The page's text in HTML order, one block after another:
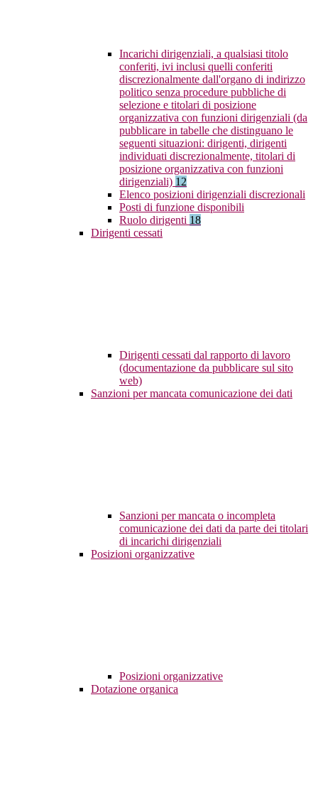
Incarichi dirigenziali, a qualsiasi titolo
conferiti, ivi inclusi quelli conferiti
discrezionalmente dall'organo di indirizzo
politico senza procedure pubbliche di
selezione e titolari di posizione
organizzativa con funzioni dirigenziali (da
pubblicare in tabelle che distinguano le
seguenti situazioni: dirigenti, dirigenti
individuati discrezionalmente, titolari di
posizione organizzativa con funzioni
dirigenziali) 12
Elenco posizioni dirigenziali discrezionali
Posti di funzione disponibili
Ruolo dirigenti 18
Dirigenti cessati
Dirigenti cessati dal rapporto di lavoro
(documentazione da pubblicare sul sito
web)
Sanzioni per mancata comunicazione dei dati
Sanzioni per mancata o incompleta
comunicazione dei dati da parte dei titolari
di incarichi dirigenziali
Posizioni organizzative
Posizioni organizzative
Dotazione organica